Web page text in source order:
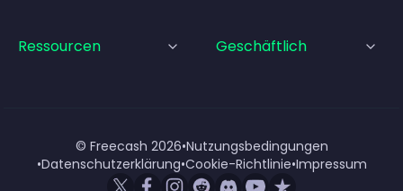
Ressourcen Geschäftlich
© Freecash 2026•Nutzungsbedingungen
•Datenschutzerklärung•Cookie-Richtlinie•Impressum